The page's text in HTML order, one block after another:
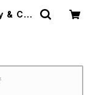
& Co